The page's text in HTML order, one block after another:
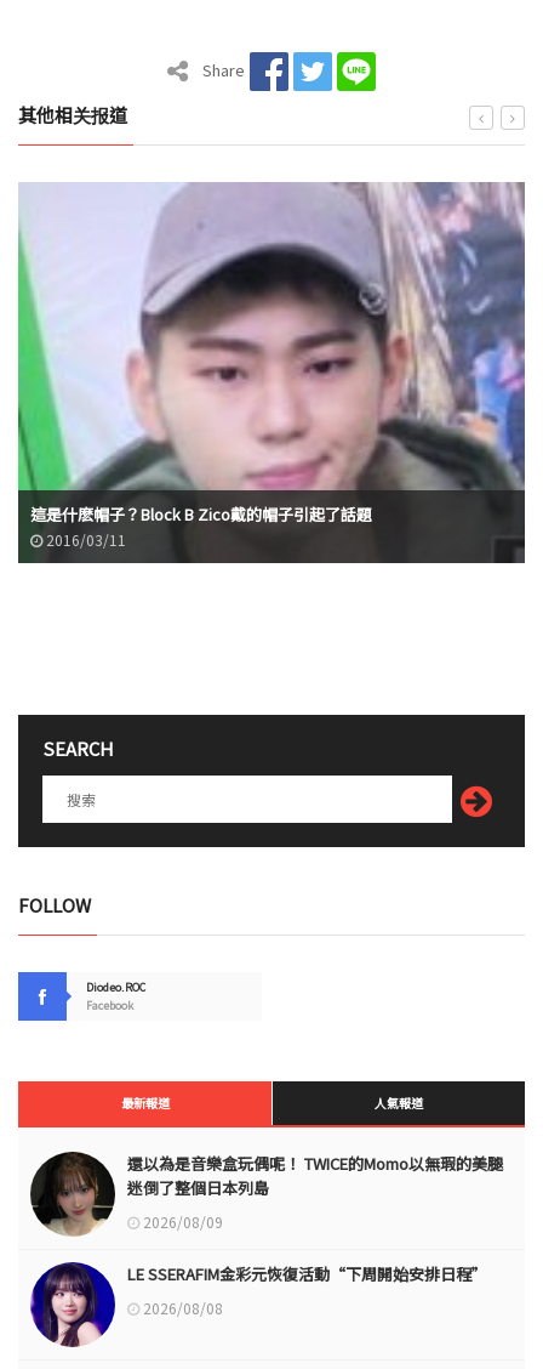
Share
其他相关报道
這是什麽帽子？Block B Zico戴的帽子引起了話題
2016/03/11
SEARCH
FOLLOW
Diodeo.ROC
Facebook
最新報道 人氣報道
還以為是音樂盒玩偶呢！ TWICE的Momo以無瑕的美腿
迷倒了整個日本列島
2026/08/09
LE SSERAFIM金彩元恢復活動“下周開始安排日程”
2026/08/08